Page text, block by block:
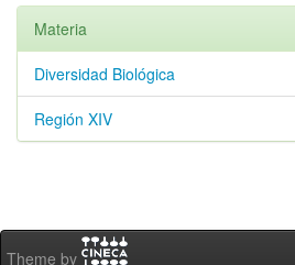
Materia
Diversidad Biológica
Región XIV
Theme by